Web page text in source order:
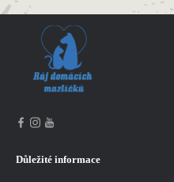
Důležité informace